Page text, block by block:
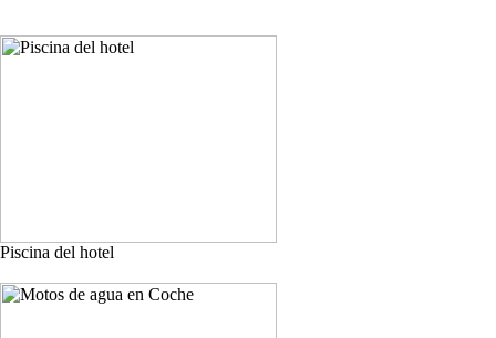
Piscina del hotel